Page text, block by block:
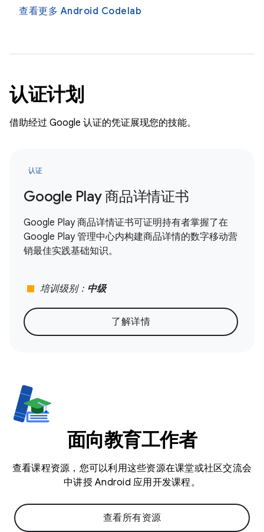
查看更多 Android Codelab
认证计划
借助经过 Google 认证的凭证展现您的技能。
认证
Google Play 商品详情证书
Google Play 商品详情证书可证明持有者掌握了在
Google Play 管理中心内构建商品详情的数字移动营
销最佳实践基础知识。
stop 培训级别： 中级
了解详情
面向教育工作者
查看课程资源，您可以利用这些资源在课堂或社区交流会
中讲授 Android 应用开发课程。
查看所有资源